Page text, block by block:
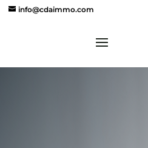
info@cdaimmo.com